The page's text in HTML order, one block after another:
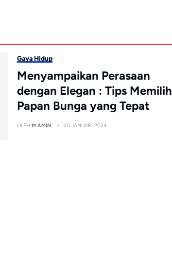
Gaya Hidup
Menyampaikan Perasaan
dengan Elegan : Tips Memilih
Papan Bunga yang Tepat
OLEH M AMIN 20 JANUARI 2024